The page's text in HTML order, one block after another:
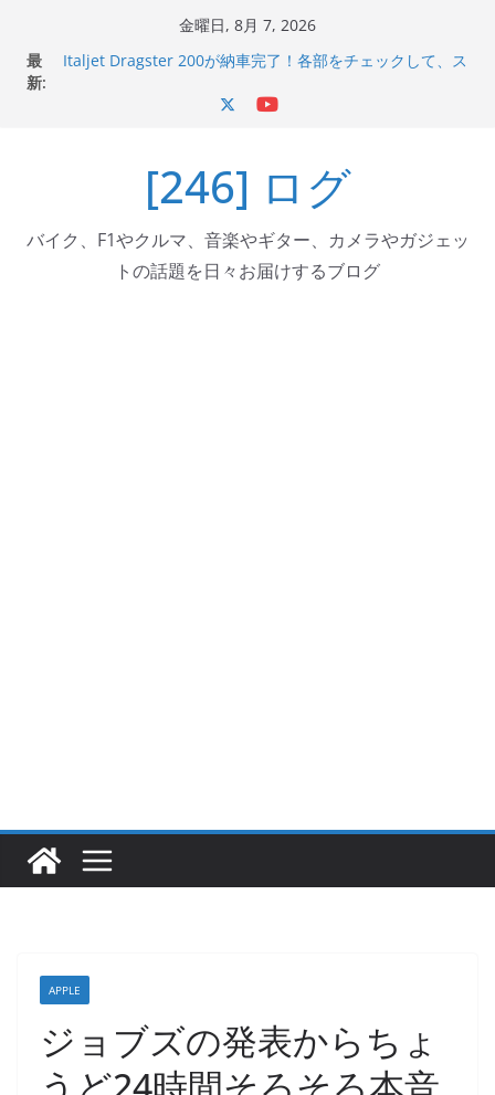
金曜日, 8月 7, 2026
最
新:
Italjet Dragster 200が納車完了！各部をチェックして、ス
器エフェクターが返礼品でもらえる！
Italjet Dragster 200のフロントISSサスの動きが判ったら
コーナリングが楽しくなった
[246] ログ
バイク、F1やクルマ、音楽やギター、カメラやガジェッ
トの話題を日々お届けするブログ
APPLE
ジョブズの発表からちょ